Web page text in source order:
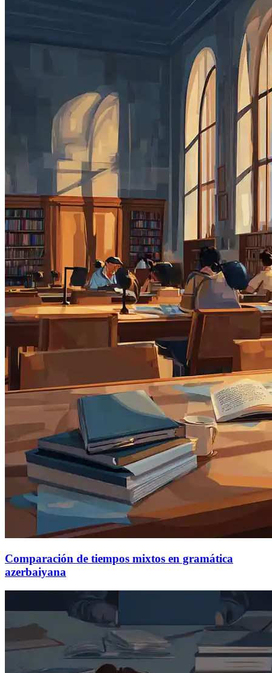
Comparación de tiempos mixtos en gramática
azerbaiyana